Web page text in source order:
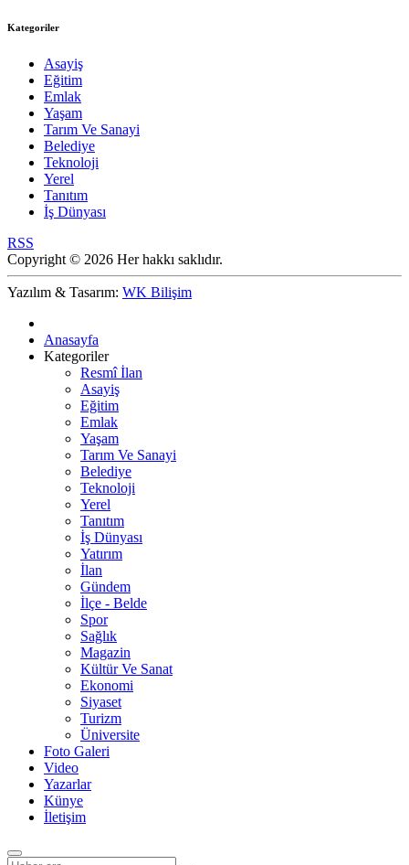
Kategoriler
Asayiş
Eğitim
Emlak
Yaşam
Tarım Ve Sanayi
Belediye
Teknoloji
Yerel
Tanıtım
İş Dünyası
RSS
Copyright © 2026 Her hakkı saklıdır.
Yazılım & Tasarım: WK Bilişim
Anasayfa
Kategoriler
Resmî İlan
Asayiş
Eğitim
Emlak
Yaşam
Tarım Ve Sanayi
Belediye
Teknoloji
Yerel
Tanıtım
İş Dünyası
Yatırım
İlan
Gündem
İlçe - Belde
Spor
Sağlık
Magazin
Kültür Ve Sanat
Ekonomi
Siyaset
Turizm
Üniversite
Foto Galeri
Video
Yazarlar
Künye
İletişim